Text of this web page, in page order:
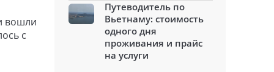
вошли
с
Путеводитель по
Вьетнаму: стоимость
одного дня
проживания и прайс
на услуги